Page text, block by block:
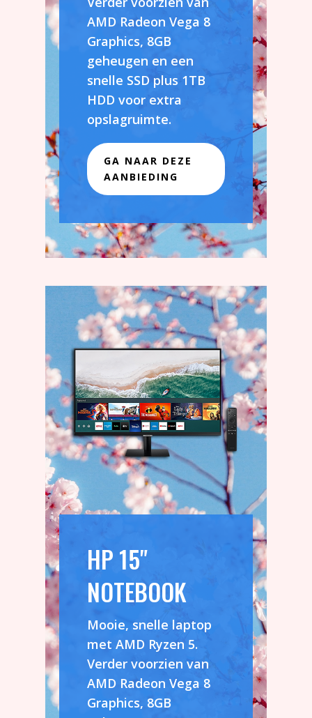
AMD Radeon Vega 8
Graphics, 8GB
geheugen en een
snelle SSD plus 1TB
HDD voor extra
opslagruimte.
GA NAAR DEZE
AANBIEDING
HP 15"
NOTEBOOK
Mooie, snelle laptop
met AMD Ryzen 5.
Verder voorzien van
AMD Radeon Vega 8
Graphics, 8GB